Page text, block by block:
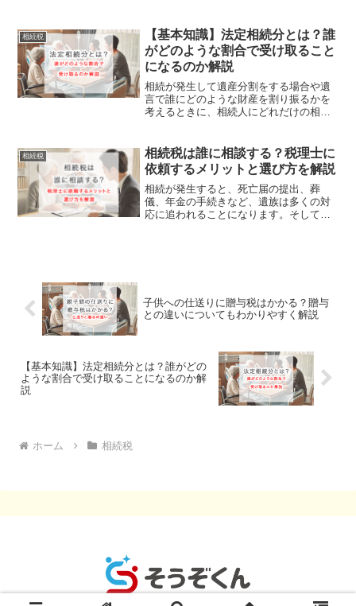
を受け取ることもできます。これを遺贈
といい、財産を受け取る人を...
相続税
【基本知識】法定相続分とは？誰
がどのような割合で受け取ること
になるのか解説
相続が発生して遺産分割をする場合や遺
言で誰にどのような財産を割り振るかを
考えるときに、相続人にどれだけの相続
誰にどれだけ振り分けられるのか？につ
いてお伝えします。法定相続...
相続税
相続税は誰に相談する？税理士に
依頼するメリットと選び方を解説
相続が発生すると、死亡届の提出、葬
儀、年金の手続きなど、遺族は多くの対
応に追われることになります。そして、
子供への仕送りに贈与税はかかる？贈与
との違いについてもわかりやすく解説
【基本知識】法定相続分とは？誰がどの
ような割合で受け取ることになるのか解
説
ホーム 相続税